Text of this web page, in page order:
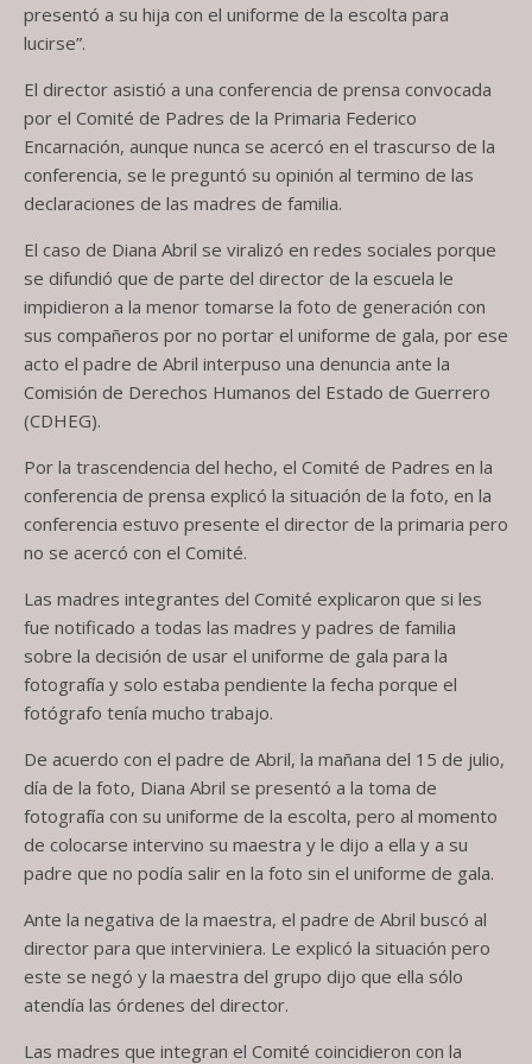
presentó a su hija con el uniforme de la escolta para
lucirse”.
El director asistió a una conferencia de prensa convocada
por el Comité de Padres de la Primaria Federico
Encarnación, aunque nunca se acercó en el trascurso de la
conferencia, se le preguntó su opinión al termino de las
declaraciones de las madres de familia.
El caso de Diana Abril se viralizó en redes sociales porque
se difundió que de parte del director de la escuela le
impidieron a la menor tomarse la foto de generación con
sus compañeros por no portar el uniforme de gala, por ese
acto el padre de Abril interpuso una denuncia ante la
Comisión de Derechos Humanos del Estado de Guerrero
(CDHEG).
Por la trascendencia del hecho, el Comité de Padres en la
conferencia de prensa explicó la situación de la foto, en la
conferencia estuvo presente el director de la primaria pero
no se acercó con el Comité.
Las madres integrantes del Comité explicaron que si les
fue notificado a todas las madres y padres de familia
sobre la decisión de usar el uniforme de gala para la
fotografía y solo estaba pendiente la fecha porque el
fotógrafo tenía mucho trabajo.
De acuerdo con el padre de Abril, la mañana del 15 de julio,
día de la foto, Diana Abril se presentó a la toma de
fotografía con su uniforme de la escolta, pero al momento
de colocarse intervino su maestra y le dijo a ella y a su
padre que no podía salir en la foto sin el uniforme de gala.
Ante la negativa de la maestra, el padre de Abril buscó al
director para que interviniera. Le explicó la situación pero
este se negó y la maestra del grupo dijo que ella sólo
atendía las órdenes del director.
Las madres que integran el Comité coincidieron con la